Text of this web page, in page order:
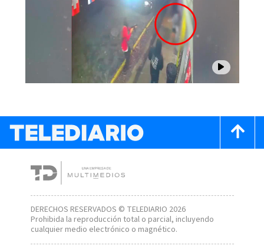
DERECHOS RESERVADOS © TELEDIARIO 2026
Prohibida la reproducción total o parcial, incluyendo
cualquier medio electrónico o magnético.